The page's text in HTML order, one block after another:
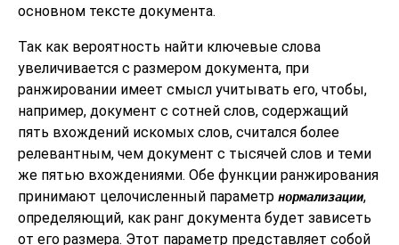
основном тексте документа.
Так как вероятность найти ключевые слова
увеличивается с размером документа, при
ранжировании имеет смысл учитывать его, чтобы,
например, документ с сотней слов, содержащий
пять вхождений искомых слов, считался более
релевантным, чем документ с тысячей слов и теми
же пятью вхождениями. Обе функции ранжирования
принимают целочисленный параметр нормализации,
определяющий, как ранг документа будет зависеть
от его размера. Этот параметр представляет собой